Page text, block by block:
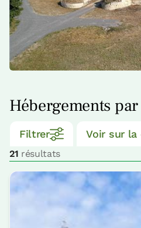
Hébergements
Filtrer Voir sur la
21 résultats